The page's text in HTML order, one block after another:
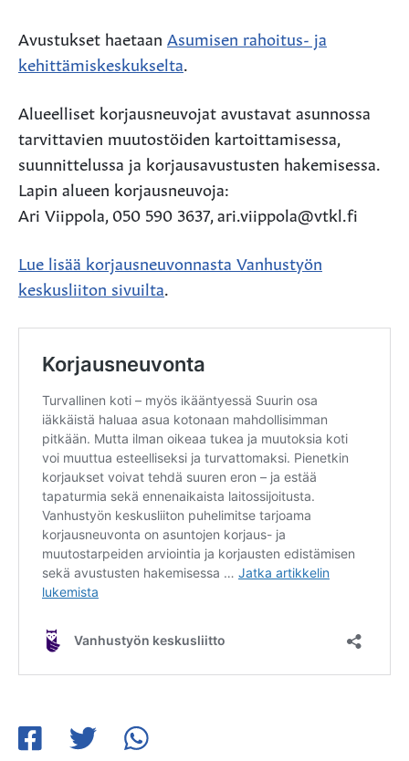
Avustukset haetaan Asumisen rahoitus- ja
kehittämiskeskukselta.
Alueelliset korjausneuvojat avustavat asunnossa
tarvittavien muutostöiden kartoittamisessa,
suunnittelussa ja korjausavustusten hakemisessa.
Lapin alueen korjausneuvoja:
Ari Viippola, 050 590 3637, ari.viippola@vtkl.fi
Lue lisää korjausneuvonnasta Vanhustyön
keskusliiton sivuilta.